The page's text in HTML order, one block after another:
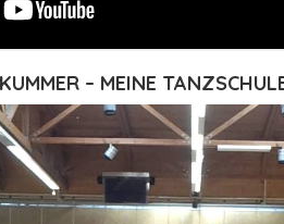
– MEINE